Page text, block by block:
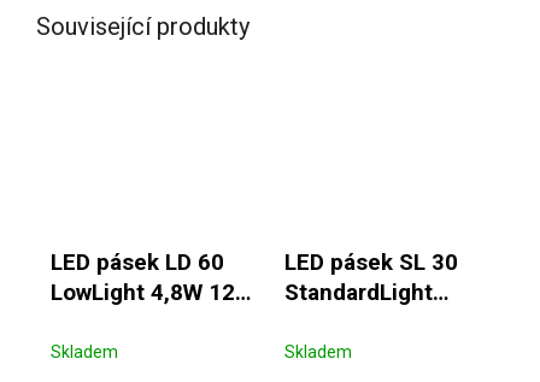
Související produkty
LED pásek LD 60
LowLight 4,8W 12V
Skladem
LED pásek SL 30
StandardLight
Skladem